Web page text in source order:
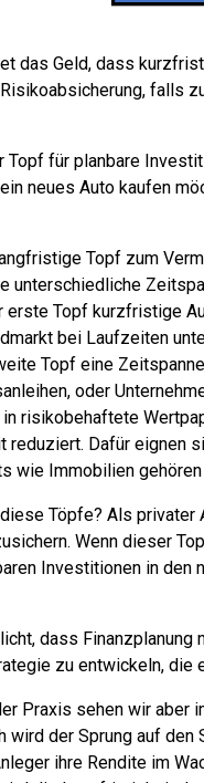
das Geld, dass
falls
für planbare
neues Auto kaufen
Topf zum
unterschiedliche
erste Topf kurzfristige
bei Laufzeiten
Topf eine
oder
risikobehaftete
reduziert. Dafür eignen
wie Immobilien
Töpfe? Als
Wenn dieser
Investitionen in den
dass
zu entwickeln, die
Praxis sehen wir
wird der Sprung auf
ihre Rendite im